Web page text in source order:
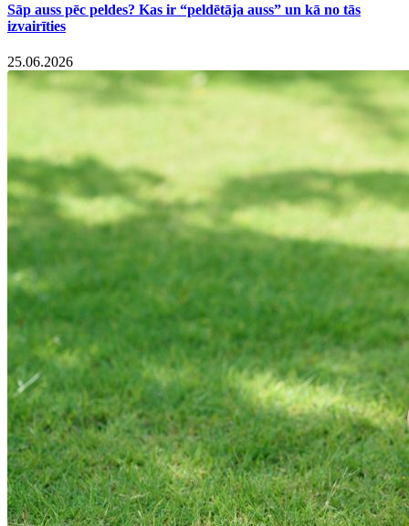
Sāp auss pēc peldes? Kas ir “peldētāja auss” un kā no tās
izvairīties
25.06.2026